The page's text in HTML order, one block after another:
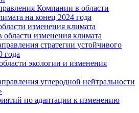
Компании в области
на конец 2024 года
изменения климата
области изменения климата
стратегии устойчивого
года
экологии и изменения
углеродной нейтральности
по адаптации к изменению